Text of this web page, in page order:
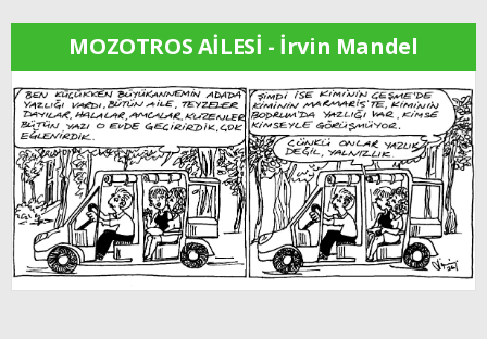
MOZOTROS AİLESİ - İrvin Mandel